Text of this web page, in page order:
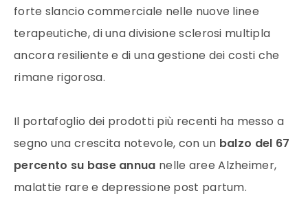
forte slancio commerciale nelle nuove linee
terapeutiche, di una divisione sclerosi multipla
ancora resiliente e di una gestione dei costi che
rimane rigorosa.
Il portafoglio dei prodotti più recenti ha messo a
segno una crescita notevole, con un balzo del 67
percento su base annua nelle aree Alzheimer,
malattie rare e depressione post partum.